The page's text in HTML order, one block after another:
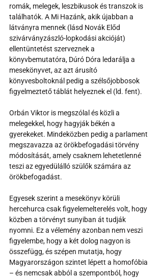
romák, melegek, leszbikusok és transzok is
találhatók. A Mi Hazánk, akik újabban a
látványra mennek (lásd Novák Előd
szivárványzászló-lopkodási akcióját)
ellentüntetést szerveznek a
könyvbemutatóra, Dúró Dóra ledarálja a
mesekönyvet, az azt árusító
könyvesboltoknál pedig a szélsőjobbosok
figyelmeztető táblát helyeznek el (ld. fent).
Orbán Viktor is megszólal és közli a
melegekkel, hogy hagyják békén a
gyerekeket. Mindeközben pedig a parlament
megszavazza az örökbefogadási törvény
módosítását, amely csaknem lehetetlenné
teszi az egyedülálló szülők számára az
örökbefogadást.
Egyesek szerint a mesekönyv körüli
hercehurca csak figyelemelterelés volt, hogy
közben a törvényt sunyiban át tudják
nyomni. Ez a vélemény azonban nem veszi
figyelembe, hogy a két dolog nagyon is
összefügg, és szépen mutatja, hogy
Magyarországon szintet lépett a homofóbia
– és nemcsak abból a szempontból, hogy